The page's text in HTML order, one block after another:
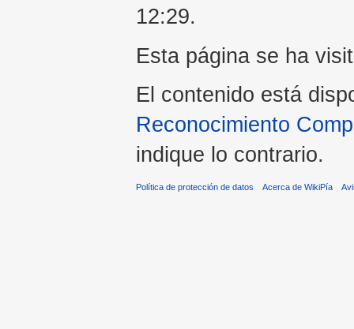
12:29.
Esta página se ha
El contenido está
Reconocimiento
indique lo contrario.
Política de protección de datos Acerca de WikiPía